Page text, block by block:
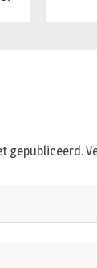
gepubliceerd.